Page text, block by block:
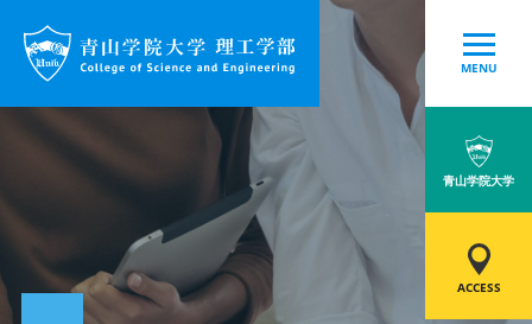
MENU
青山学院大学
ACCESS